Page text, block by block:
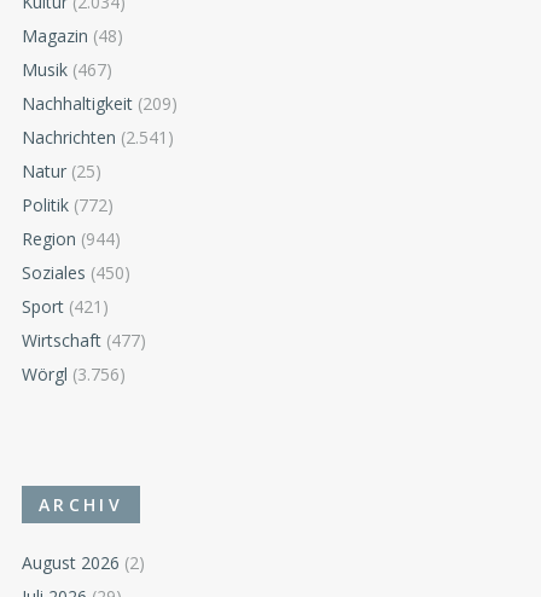
Magazin (48)
Musik (467)
Nachhaltigkeit (209)
Nachrichten (2.541)
Natur (25)
Politik (772)
Region (944)
Soziales (450)
Sport (421)
Wirtschaft (477)
Wörgl (3.756)
ARCHIV
August 2026 (2)